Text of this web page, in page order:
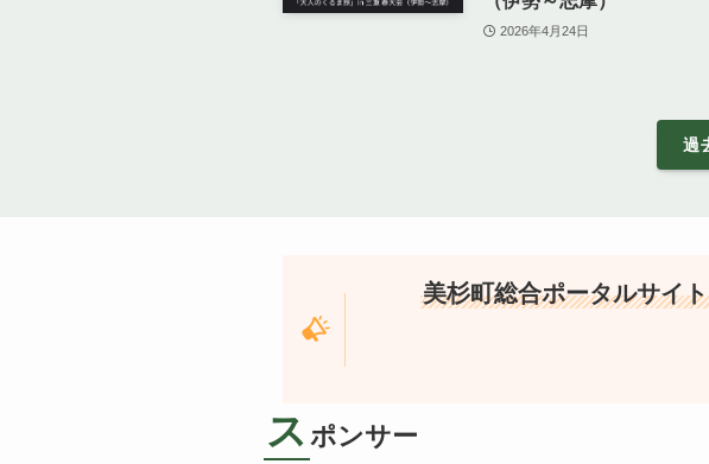
2026年4月24日
過
美杉町総合ポータルサイ
ス ポンサー